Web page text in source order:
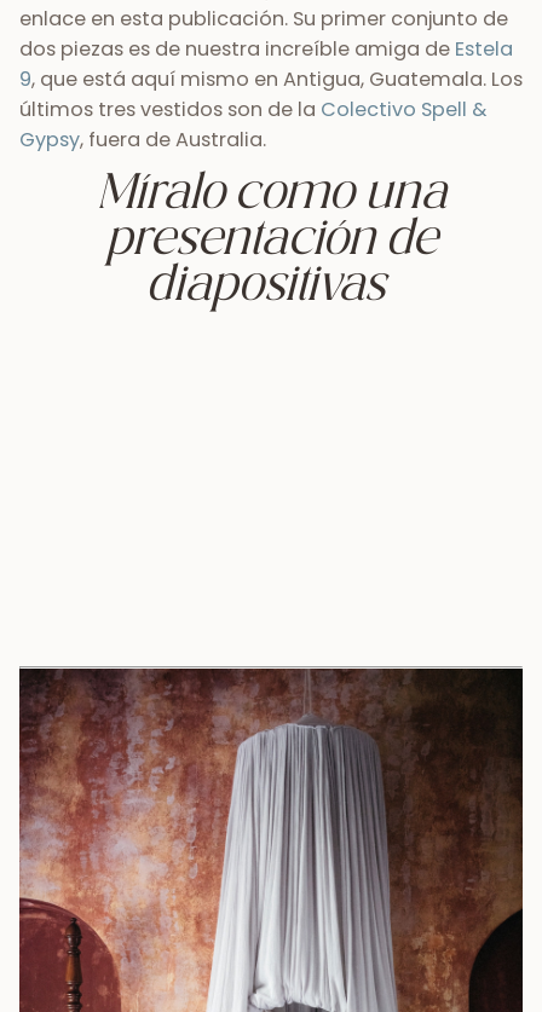
enlace en esta publicación. Su primer conjunto de
dos piezas es de nuestra increíble amiga de Estela
9, que está aquí mismo en Antigua, Guatemala. Los
últimos tres vestidos son de la Colectivo Spell &
Gypsy, fuera de Australia.
Míralo como una
presentación de
diapositivas